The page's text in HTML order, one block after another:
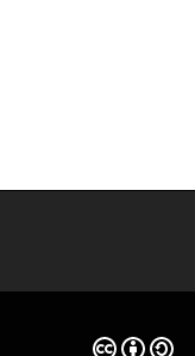
Licencja
(Link